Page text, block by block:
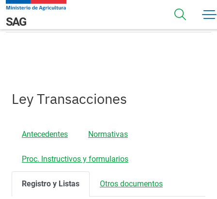
Pasar al contenido principal
Navegación principal
SAG
Registros
Ley Transacciones
Antecedentes Normativas
Proc. Instructivos y formularios
Registro y Listas Otros documentos